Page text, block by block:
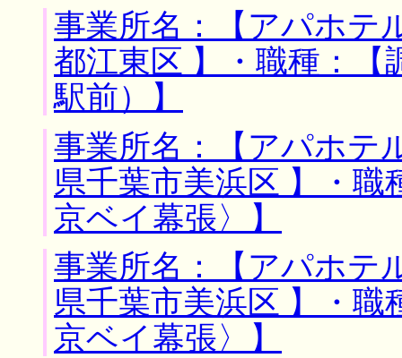
事業所名：【アパホ
都江東区 】・職種：
駅前）】
事業所名：【アパホ
県千葉市美浜区 】・
京ベイ幕張〉】
事業所名：【アパホ
県千葉市美浜区 】・職
京ベイ幕張〉】